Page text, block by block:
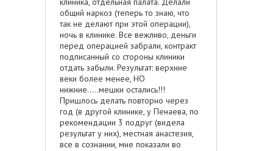
общий наркоз (теперь то знаю, что
так не делают при этой операции),
ночь в клинике. Все вежливо, деньги
перед операцией забрали, контракт
подписанный со стороны клиники
отдать забыли. Результат: верхние
веки более менее, НО
нижние.....мешки остались!!!
Пришлось делать повторно через
год (в другой клинике, у Пенаева, по
рекомендации 3 подруг (видела
результат у них), местная анастезия,
все в сознании, мне показали во